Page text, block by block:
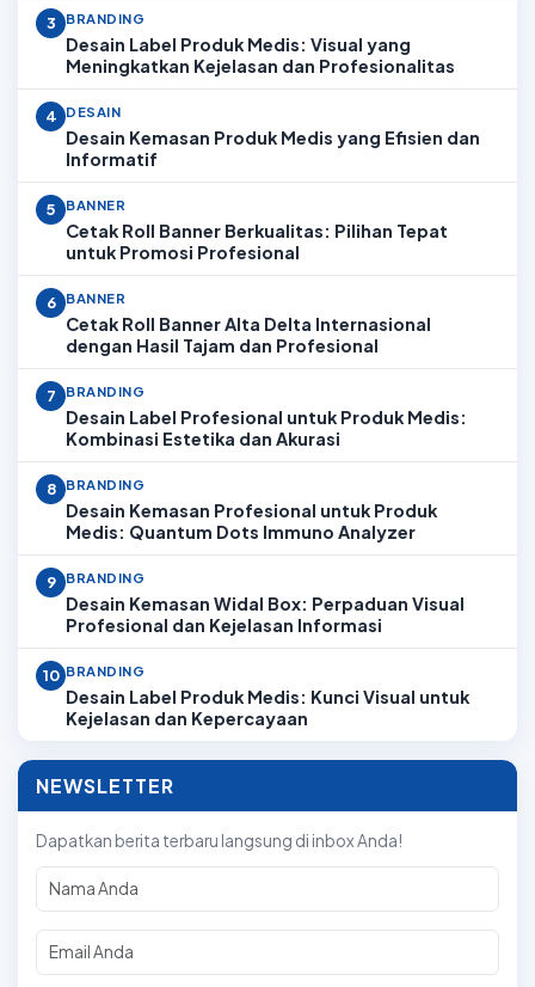
3 BRANDING
Desain Label Produk Medis: Visual yang
Meningkatkan Kejelasan dan Profesionalitas
4 DESAIN
Desain Kemasan Produk Medis yang Efisien dan
Informatif
5 BANNER
Cetak Roll Banner Berkualitas: Pilihan Tepat
untuk Promosi Profesional
6 BANNER
Cetak Roll Banner Alta Delta Internasional
dengan Hasil Tajam dan Profesional
7 BRANDING
Desain Label Profesional untuk Produk Medis:
Kombinasi Estetika dan Akurasi
8 BRANDING
Desain Kemasan Profesional untuk Produk
Medis: Quantum Dots Immuno Analyzer
9 BRANDING
Desain Kemasan Widal Box: Perpaduan Visual
Profesional dan Kejelasan Informasi
10 BRANDING
Desain Label Produk Medis: Kunci Visual untuk
Kejelasan dan Kepercayaan
NEWSLETTER
Dapatkan berita terbaru langsung di inbox Anda!